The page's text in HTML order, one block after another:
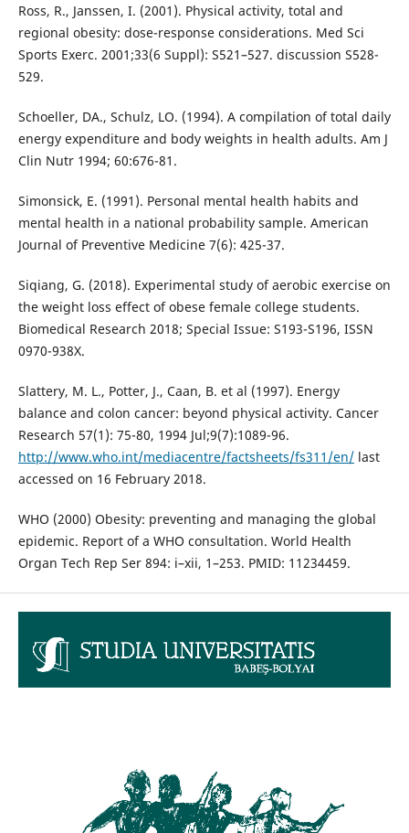
Ross, R., Janssen, I. (2001). Physical activity, total and
regional obesity: dose-response considerations. Med Sci
Sports Exerc. 2001;33(6 Suppl): S521–527. discussion S528-
529.
Schoeller, DA., Schulz, LO. (1994). A compilation of total daily
energy expenditure and body weights in health adults. Am J
Clin Nutr 1994; 60:676-81.
Simonsick, E. (1991). Personal mental health habits and
mental health in a national probability sample. American
Journal of Preventive Medicine 7(6): 425-37.
Siqiang, G. (2018). Experimental study of aerobic exercise on
the weight loss effect of obese female college students.
Biomedical Research 2018; Special Issue: S193-S196, ISSN
0970-938X.
Slattery, M. L., Potter, J., Caan, B. et al (1997). Energy
balance and colon cancer: beyond physical activity. Cancer
Research 57(1): 75-80, 1994 Jul;9(7):1089-96.
http://www.who.int/mediacentre/factsheets/fs311/en/last
accessed on 16 February 2018.
WHO (2000) Obesity: preventing and managing the global
epidemic. Report of a WHO consultation. World Health
Organ Tech Rep Ser 894: i–xii, 1–253. PMID: 11234459.